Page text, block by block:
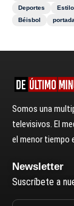
Deportes
Estilo
Béisbol
portada
Somos una
televisivos. El
el menor tiempo
Newsletter
Suscríbete a